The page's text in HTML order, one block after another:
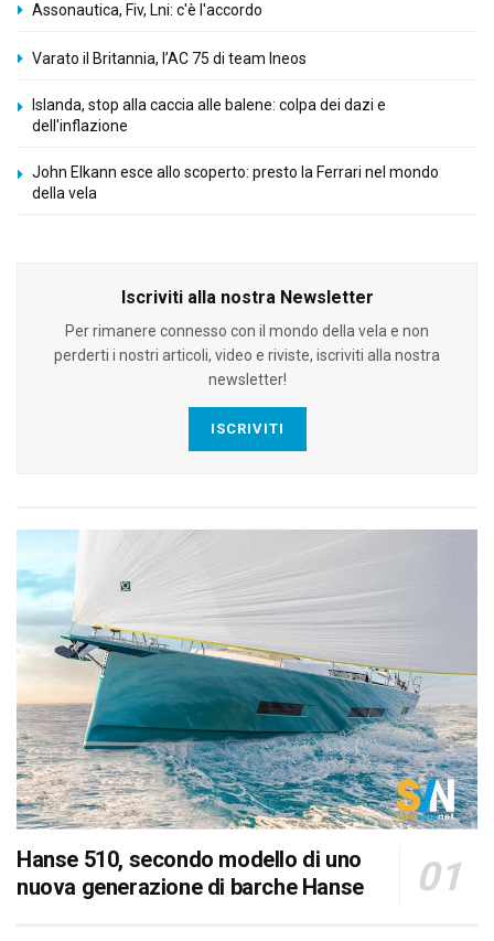
Assonautica, Fiv, Lni: c'è l'accordo
Varato il Britannia, l’AC 75 di team Ineos
Islanda, stop alla caccia alle balene: colpa dei dazi e
dell'inflazione
John Elkann esce allo scoperto: presto la Ferrari nel mondo
della vela
Iscriviti alla nostra Newsletter
Per rimanere connesso con il mondo della vela e non
perderti i nostri articoli, video e riviste, iscriviti alla nostra
newsletter!
ISCRIVITI
Hanse 510, secondo modello di uno
nuova generazione di barche Hanse